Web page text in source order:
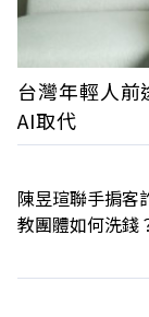
台灣年輕人
AI取代
陳昱瑄聯手掮客
教團體如何洗錢